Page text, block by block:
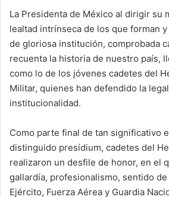
La Presidenta de México al dirigir su
lealtad intrínseca de los que forman
de gloriosa institución, comprobada
recuenta la historia de nuestro país,
como lo de los jóvenes cadetes del
Militar, quienes han defendido la
institucionalidad.
Como parte final de tan significativo
distinguido presídium, cadetes del
realizaron un desfile de honor, en el
gallardía, profesionalismo, sentido
Ejército, Fuerza Aérea y Guardia